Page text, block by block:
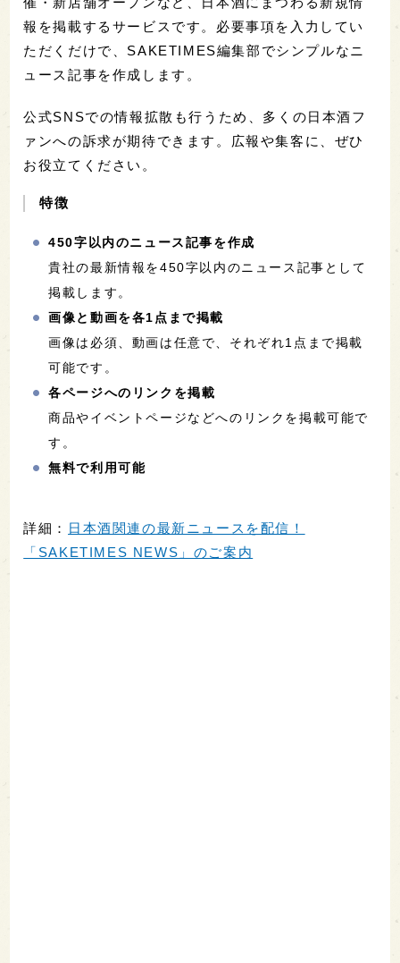
報を掲載するサービスです。必要事項を入力してい
ただくだけで、SAKETIMES編集部でシンプルなニ
ュース記事を作成します。
公式SNSでの情報拡散も行うため、多くの日本酒フ
ァンへの訴求が期待できます。広報や集客に、ぜひ
お役立てください。
特徴
450字以内のニュース記事を作成
貴社の最新情報を450字以内のニュース記事として
掲載します。
画像と動画を各1点まで掲載
画像は必須、動画は任意で、それぞれ1点まで掲載
可能です。
各ページへのリンクを掲載
商品やイベントページなどへのリンクを掲載可能で
す。
無料で利用可能
詳細：
日本酒関連の最新ニュースを配信！
「SAKETIMES NEWS」のご案内